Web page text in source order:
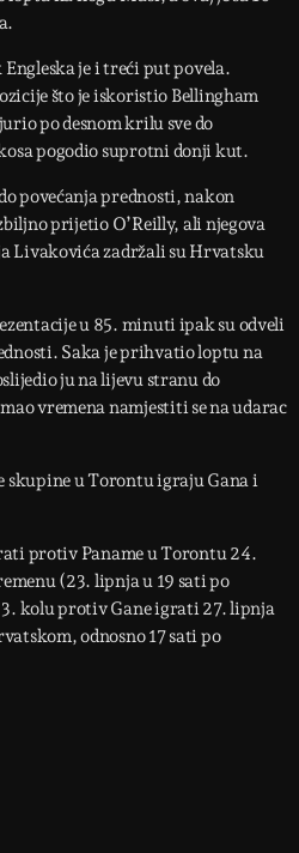
je i treći put povela.
što je iskoristio Bellingham
po desnom krilu sve do
pogodio suprotni donji kut.
povećanja prednosti, nakon
prijetio O’Reilly, ali njegova
Livakovića zadržali su Hrvatsku
u 85. minuti ipak su odveli
Saka je prihvatio loptu na
ju na lijevu stranu do
vremena namjestiti se na udarac
skupine u Torontu igraju Gana i
protiv Paname u Torontu 24.
(23. lipnja u 19 sati po
kolu protiv Gane igrati 27. lipnja
odnosno 17 sati po